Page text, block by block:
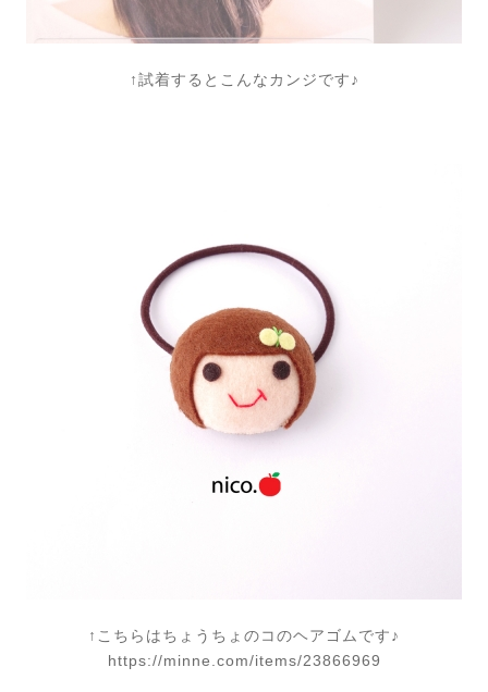
↑試着するとこんなカンジです♪
↑こちらはちょうちょのコのヘアゴムです♪
https://minne.com/items/23866969